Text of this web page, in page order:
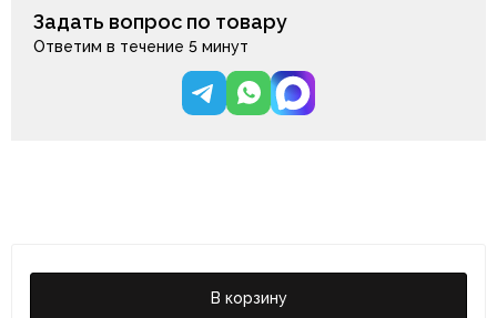
В корзину
Задать вопрос по товару
Ответим в течение 5 минут